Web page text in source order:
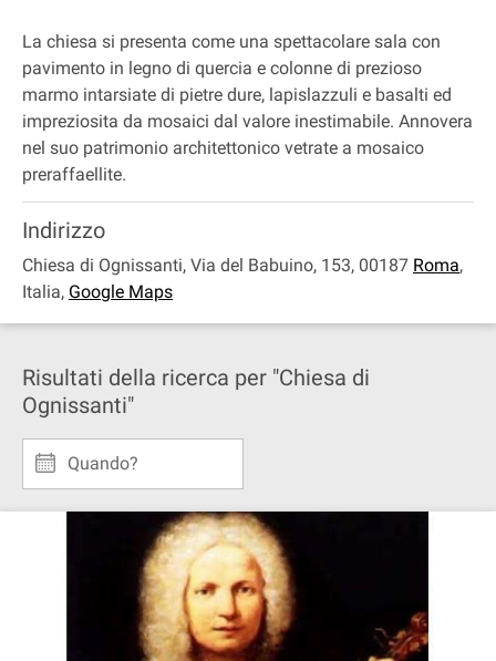
La chiesa si presenta come una spettacolare sala con
pavimento in legno di quercia e colonne di prezioso
marmo intarsiate di pietre dure, lapislazzuli e basalti ed
impreziosita da mosaici dal valore inestimabile. Annovera
nel suo patrimonio architettonico vetrate a mosaico
preraffaellite.
Indirizzo
Chiesa di Ognissanti, Via del Babuino, 153, 00187 Roma,
Italia, Google Maps
Risultati della ricerca per "Chiesa di
Ognissanti"
Quando?